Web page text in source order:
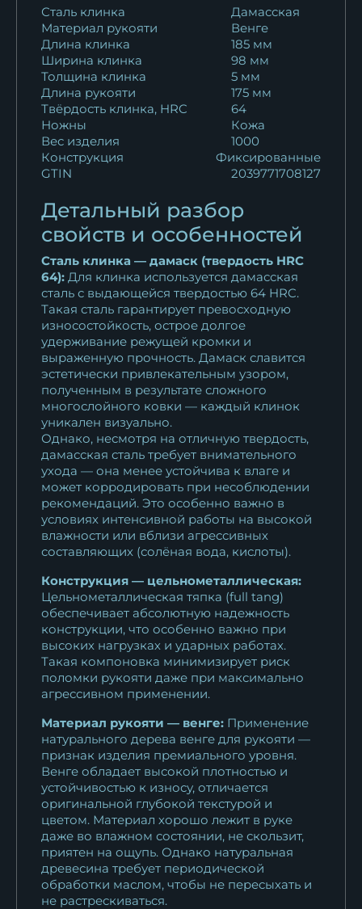
Тяпка 3 95Х18
цельнометаллическая венге
17 529
Тяпка 3 95Х18 береста
13 081₽
Тяпка 3 У8А береста
12 870
Тяпка 3
цельнометаллическая
дамаск...
27 368₽
Тяпка 3 дамаск береста
17 182₽
Тяпка 3
цельнометаллическая У8А
венге
16 863₽
Тяпка 3 дамаск мельхиор
наборная...
16 863₽
Тяпка 3 дамаск наборная
венге черный...
16 198₽
Тяпка 3 дамаск наборная
венге
16 198₽
Тяпка 3 дамаск камень
береста
Тяпка 3
цельнометаллическая
дамаск венге
21 522₽
Тяпка 3 из стали 95х18...
19 729₽
Сталь клинка
Дамасская
Материал рукояти
Венге
Длина клинка
185 мм
Ширина клинка
98 мм
Толщина клинка
5 мм
Длина рукояти
175 мм
Твёрдость клинка, HRC
64
Ножны
Кожа
Вес изделия
1000
Конструкция
Фиксированные
GTIN
2039771708127
Детальный разбор
свойств и особенностей
Сталь клинка — дамаск (твердость HRC
64): Для клинка используется дамасская
сталь с выдающейся твердостью 64 HRC.
Такая сталь гарантирует превосходную
износостойкость, острое долгое
удерживание режущей кромки и
выраженную прочность. Дамаск славится
эстетически привлекательным узором,
полученным в результате сложного
многослойного ковки — каждый клинок
уникален визуально.
Однако, несмотря на отличную твердость,
дамасская сталь требует внимательного
ухода — она менее устойчива к влаге и
может корродировать при несоблюдении
рекомендаций. Это особенно важно в
условиях интенсивной работы на высокой
влажности или вблизи агрессивных
составляющих (солёная вода, кислоты).
Конструкция — цельнометаллическая:
Цельнометаллическая тяпка (full tang)
обеспечивает абсолютную надежность
конструкции, что особенно важно при
высоких нагрузках и ударных работах.
Такая компоновка минимизирует риск
поломки рукояти даже при максимально
агрессивном применении.
Материал рукояти — венге: Применение
натурального дерева венге для рукояти —
признак изделия премиального уровня.
Венге обладает высокой плотностью и
устойчивостью к износу, отличается
оригинальной глубокой текстурой и
цветом. Материал хорошо лежит в руке
даже во влажном состоянии, не скользит,
приятен на ощупь. Однако натуральная
древесина требует периодической
обработки маслом, чтобы не пересыхать и
не растрескиваться.